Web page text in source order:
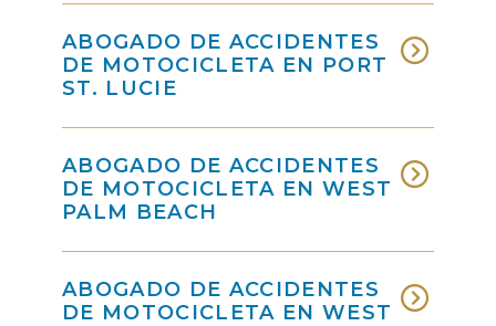
ABOGADO DE ACCIDENTES
DE MOTOCICLETA EN PORT
ST. LUCIE
ABOGADO DE ACCIDENTES
DE MOTOCICLETA EN WEST
PALM BEACH
ABOGADO DE ACCIDENTES
DE MOTOCICLETA EN WEST